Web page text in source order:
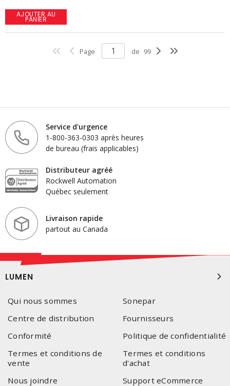
AJOUTER AU
PANIER
Page de 99
Service d'urgence
1-800-363-0303 après heures
de bureau (frais applicables)
Distributeur agréé
Rockwell Automation
Québec seulement
Livraison rapide
partout au Canada
LUMEN
Qui nous sommes
Sonepar
Centre de distribution
Fournisseurs
Conformité
Politique de confidentialité
Termes et conditions de
vente
Termes et conditions
d'achat
Nous joindre
Support eCommerce